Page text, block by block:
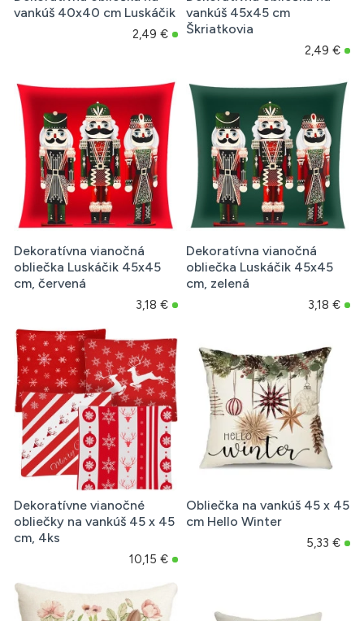
vankúš 40x40 cm Luskáčik
2,49 €
vankúš 45x45 cm
Škriatkovia
2,49 €
Dekoratívna vianočná
obliečka Luskáčik 45x45
cm, červená
3,18 €
Dekoratívna vianočná
obliečka Luskáčik 45x45
cm, zelená
3,18 €
Dekoratívne vianočné
obliečky na vankúš 45 x 45
cm, 4ks
10,15 €
Obliečka na vankúš 45 x 45
cm Hello Winter
5,33 €